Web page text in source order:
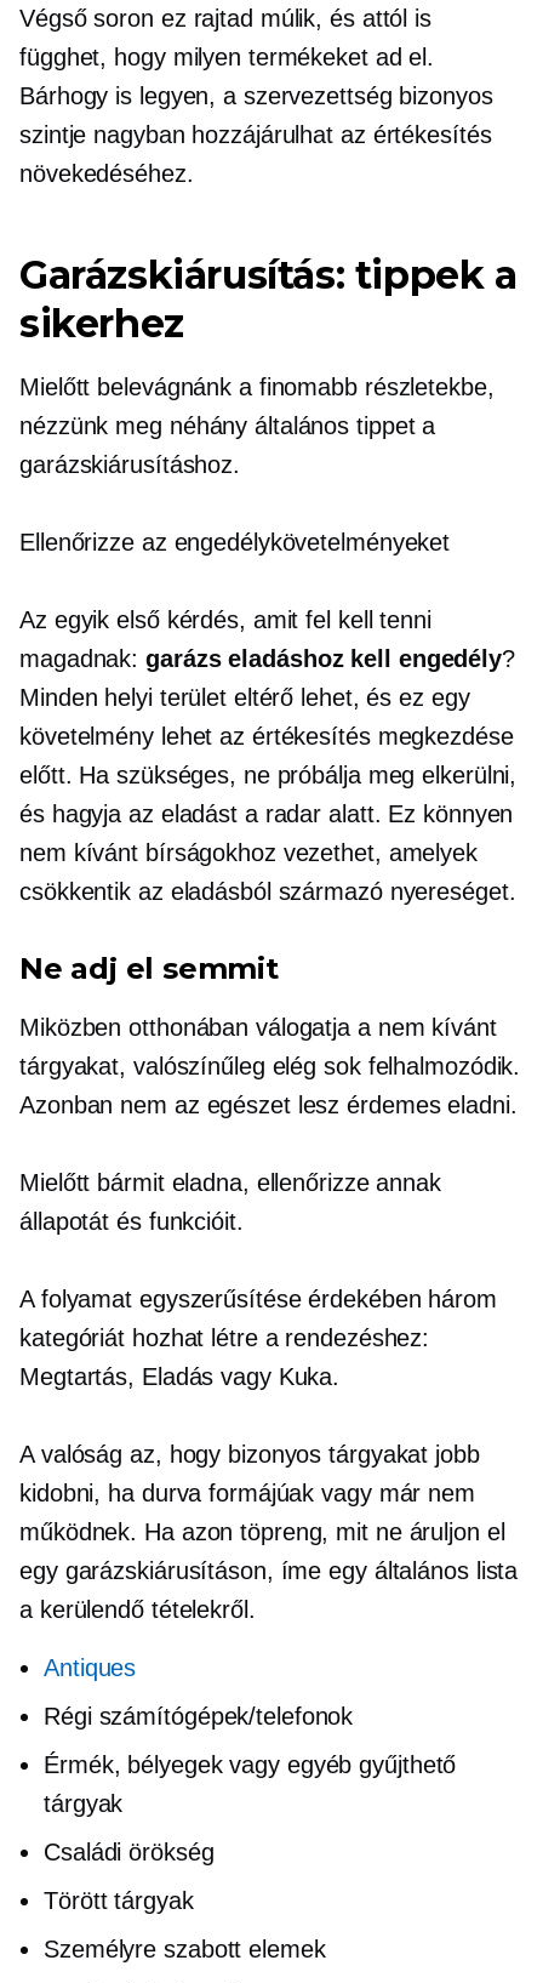
Végső soron ez rajtad múlik, és attól is
függhet, hogy milyen termékeket ad el.
Bárhogy is legyen, a szervezettség bizonyos
szintje nagyban hozzájárulhat az értékesítés
növekedéséhez.
Garázskiárusítás: tippek a
sikerhez
Mielőtt belevágnánk a finomabb részletekbe,
nézzünk meg néhány általános tippet a
garázskiárusításhoz.
Ellenőrizze az engedélykövetelményeket
Az egyik első kérdés, amit fel kell tenni
magadnak:garázs eladáshoz kell engedély?
Minden helyi terület eltérő lehet, és ez egy
követelmény lehet az értékesítés megkezdése
előtt. Ha szükséges, ne próbálja meg elkerülni,
és hagyja az eladást a radar alatt. Ez könnyen
nem kívánt bírságokhoz vezethet, amelyek
csökkentik az eladásból származó nyereséget.
Ne adj el semmit
Miközben otthonában válogatja a nem kívánt
tárgyakat, valószínűleg elég sok felhalmozódik.
Azonban nem az egészet lesz érdemes eladni.
Mielőtt bármit eladna, ellenőrizze annak
állapotát és funkcióit.
A folyamat egyszerűsítése érdekében három
kategóriát hozhat létre a rendezéshez:
Megtartás, Eladás vagy Kuka.
A valóság az, hogy bizonyos tárgyakat jobb
kidobni, ha durva formájúak vagy már nem
működnek. Ha azon töpreng, mit ne áruljon el
egy garázskiárusításon, íme egy általános lista
a kerülendő tételekről.
Antiques
Régi számítógépek/telefonok
Érmék, bélyegek vagy egyéb gyűjthető
tárgyak
Családi örökség
Törött tárgyak
Személyre szabott elemek